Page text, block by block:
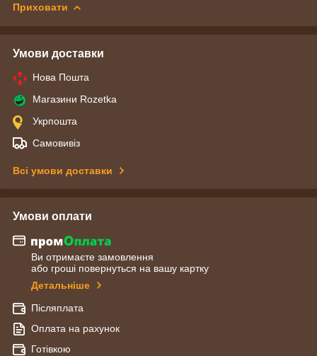
Приховати
Умови доставки
Нова Пошта
Магазини Rozetka
Укрпошта
Самовивіз
Всі умови доставки
Умови оплати
Ви отримаєте замовлення
або гроші повернуться на вашу картку
Детальніше
Післяплата
Оплата на рахунок
Готівкою